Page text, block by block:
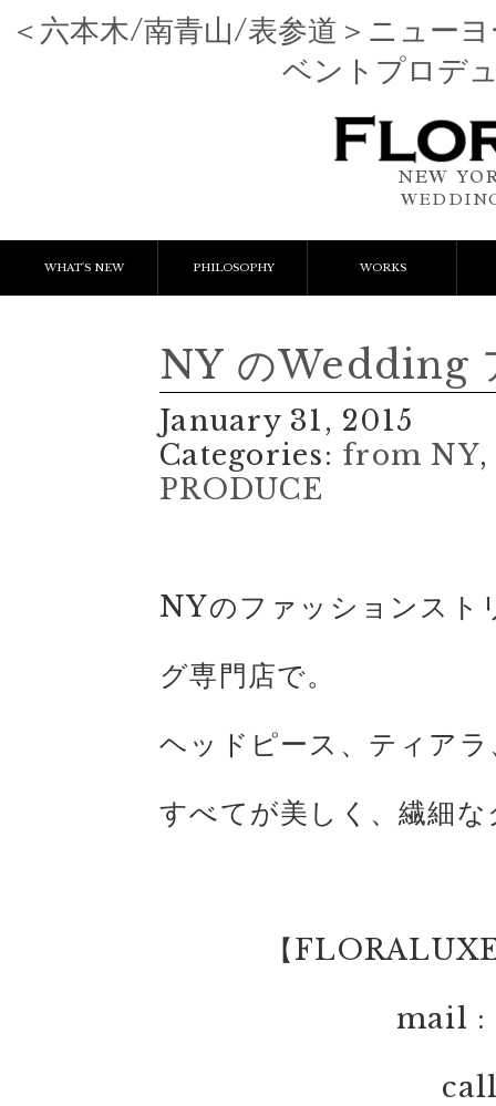
＜六本木/南青山/表参道＞ニュー
ベントプロデ
NEW
WHAT'S NEW PHILOSOPHY WORKS
Client Works
Gift Flower
NY のWedding
January 31, 2015
Categories: from NY,
PRODUCE
NYのファッションスト
グ専門店で。
ヘッドピース、ティア
すべてが美しく、繊細
【
mail :